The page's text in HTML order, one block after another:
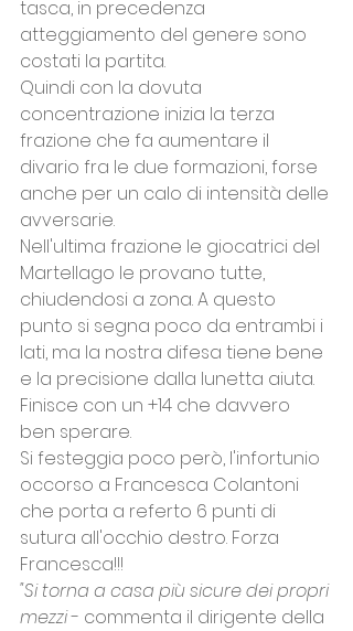
tasca, in precedenza
atteggiamento del genere sono
costati la partita.
Quindi con la dovuta
concentrazione inizia la terza
frazione che fa aumentare il
divario fra le due formazioni, forse
anche per un calo di intensità delle
avversarie.
Nell'ultima frazione le giocatrici del
Martellago le provano tutte,
chiudendosi a zona. A questo
punto si segna poco da entrambi i
lati, ma la nostra difesa tiene bene
e la precisione dalla lunetta aiuta.
Finisce con un +14 che davvero
ben sperare.
Si festeggia poco però, l'infortunio
occorso a Francesca Colantoni
che porta a referto 6 punti di
sutura all'occhio destro. Forza
Francesca!!!
"Si torna a casa più sicure dei propri
mezzi - commenta il dirigente della